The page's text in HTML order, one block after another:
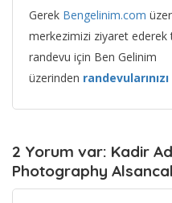
Gerek Bengelinim.com
merkezimizi ziyaret
randevu için Ben Gelinim
üzerinden randevularınızı
2 Yorum var: Kadir
Photography